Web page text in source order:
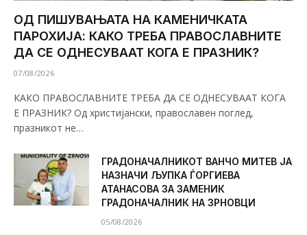
ОД ПИШУВАЊАТА НА КАМЕНИЧКАТА
ПАРОХИЈА: КАКО ТРЕБА ПРАВОСЛАВНИТЕ
ДА СЕ ОДНЕСУВААТ КОГА Е ПРАЗНИК?
07/08/2026
КАКО ПРАВОСЛАВНИТЕ ТРЕБА ДА СЕ ОДНЕСУВААТ КОГА
Е ПРАЗНИК? Од христијански, православен поглед,
празникот не…
ГРАДОНАЧАЛНИКОТ ВАНЧО МИТЕВ ЈА
НАЗНАЧИ ЉУПКА ЃОРГИЕВА
АТАНАСОВА ЗА ЗАМЕНИК
ГРАДОНАЧАЛНИК НА ЗРНОВЦИ
05/08/2026